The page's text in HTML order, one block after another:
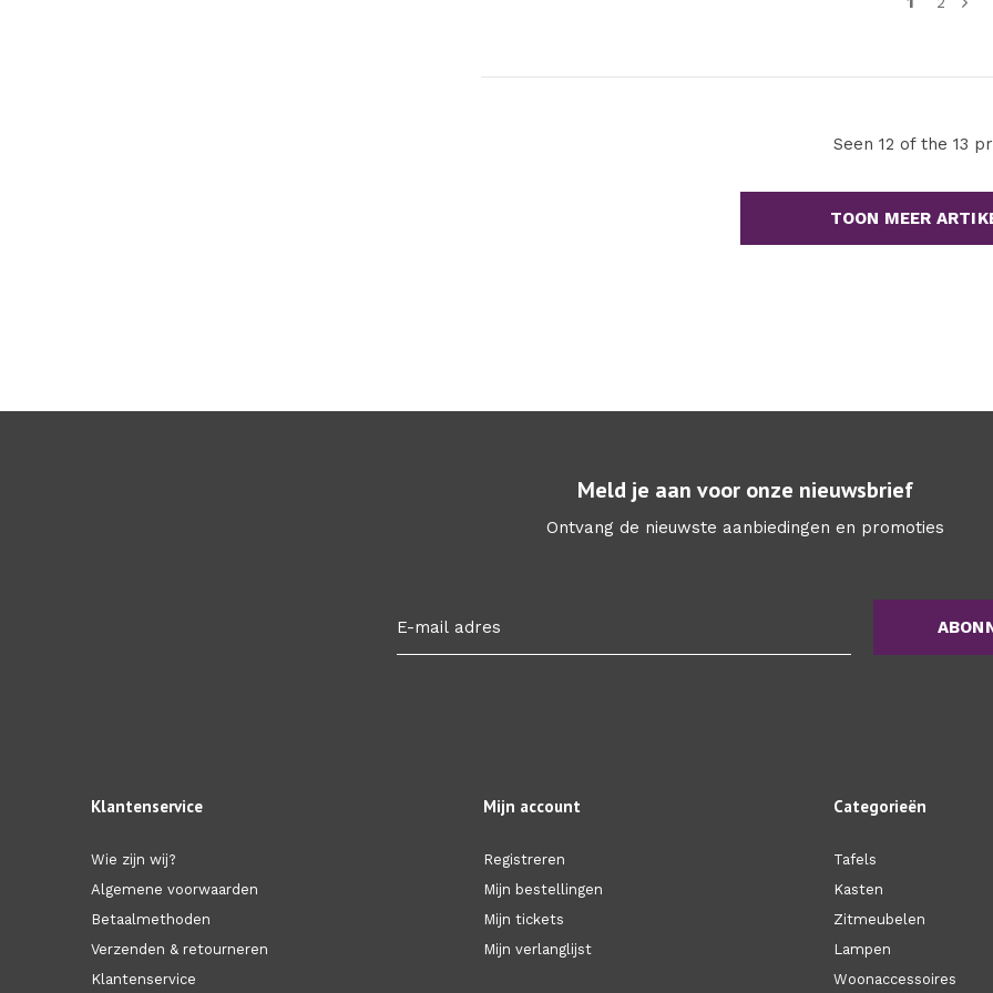
Seen 12 of the 13
TOON MEER
Meld je aan voor onze nieuwsbrief
Ontvang de nieuwste aanbiedingen en promoties
Klantenservice
Wie zijn wij?
Algemene voorwaarden
Betaalmethoden
Verzenden & retourneren
Klantenservice
Mijn account
Registreren
Mijn bestellingen
Mijn tickets
Mijn verlanglijst
Categorieën
Tafels
Kasten
Zitmeubelen
Lampen
Woonaccessoires